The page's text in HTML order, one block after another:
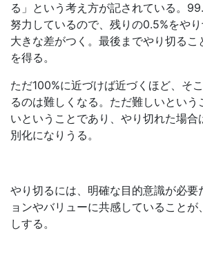
る」という考え方が記されている。
努力しているので、残りの0.5%をや
大きな差がつく。最後までやり切るこ
を得る。
ただ100%に近づけば近づくほど、そ
るのは難しくなる。ただ難しいという
いということであり、やり切れた場合
別化になりうる。
やり切るには、明確な目的意識が必要
ョンやバリューに共感していること
しする。